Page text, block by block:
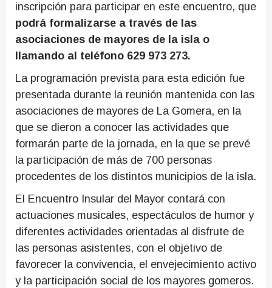
inscripción para participar en este encuentro, que
podrá formalizarse a través de las
asociaciones de mayores de la isla o
llamando al teléfono 629 973 273.
La programación prevista para esta edición fue
presentada durante la reunión mantenida con las
asociaciones de mayores de La Gomera, en la
que se dieron a conocer las actividades que
formarán parte de la jornada, en la que se prevé
la participación de más de 700 personas
procedentes de los distintos municipios de la isla.
El Encuentro Insular del Mayor contará con
actuaciones musicales, espectáculos de humor y
diferentes actividades orientadas al disfrute de
las personas asistentes, con el objetivo de
favorecer la convivencia, el envejecimiento activo
y la participación social de los mayores gomeros.